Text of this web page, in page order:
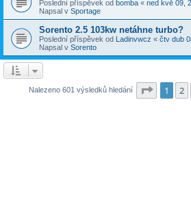
Poslední příspěvek od bomba « ned kvě 09,
Napsal v Sportage
Sorento 2.5 103kw netáhne turbo?
Poslední příspěvek od Ladinvwcz « čtv dub
Napsal v Sorento
Nalezeno 601 výsledků hledání Stránka
1 2